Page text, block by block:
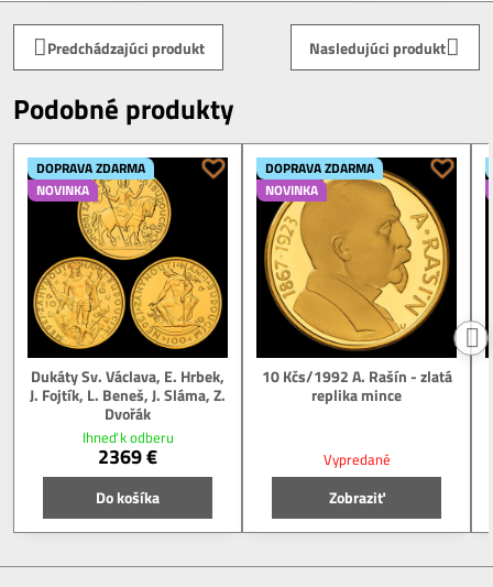
Predchádzajúci produkt Nasledujúci produkt
Podobné produkty
DOPRAVA ZDARMA
NOVINKA
Dukáty Sv. Václava, E. Hrbek,
J. Fojtík, L. Beneš, J. Sláma, Z.
Dvořák
Ihneď k odberu
2369 €
Do košíka
DOPRAVA ZDARMA
NOVINKA
10 Kčs/1992 A. Rašín - zlatá
replika mince
Vypredané
Zobraziť